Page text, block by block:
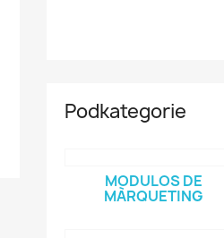
Podkategorie
MODULOS DE
MÀRQUETING